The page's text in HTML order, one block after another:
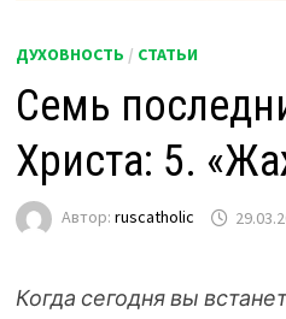
ДУХОВНОСТЬ / СТАТЬИ
Семь
Христа: 5.
Автор:ruscatholic
Когда сегодня вы